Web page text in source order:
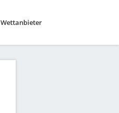
Wettanbieter